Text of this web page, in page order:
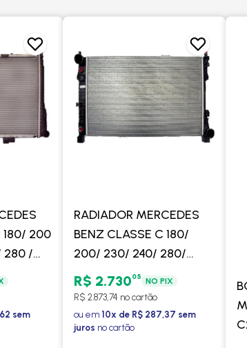
180/ 200
280 /
/ 320
AR /
sem
RADIADOR MERCEDES
BENZ CLASSE C 180/
200/ 230/ 240/ 280/
320/ 350 KOMPRESSOR /
32/55 AMG 2000 A 2007
MANUAL/ AUTOMATICO
- VALEO
R$ 2.73005 NO PIX
R$ 2.873,74 no cartão
ou em 10x de R$ 287,37 sem
juros no cartão